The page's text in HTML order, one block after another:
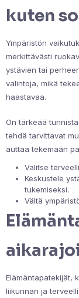
kuten
Ympäristön
merkittävästi
ystävien tai
valintoja, mikä
haastavaa.
On tärkeää
tehdä tarvittavat
auttaa tekemään
Valitse
Keskustele
tukemiseksi.
Vältä
Elämäntapatekijät,
liikunnan ja